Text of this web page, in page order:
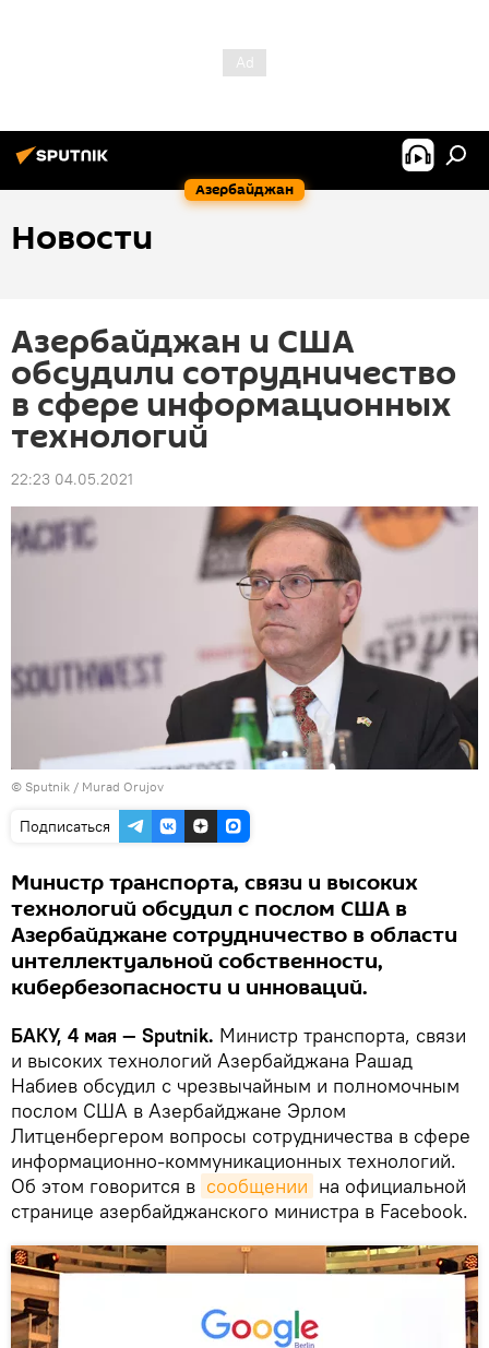
Азербайджан
Новости
Азербайджан и США
обсудили сотрудничество
в сфере информационных
технологий
22:23 04.05.2021
© Sputnik / Murad Orujov
Подписаться
Министр транспорта, связи и высоких
технологий обсудил с послом США в
Азербайджане сотрудничество в области
интеллектуальной собственности,
кибербезопасности и инноваций.
БАКУ, 4 мая — Sputnik. Министр транспорта, связи
и высоких технологий Азербайджана Рашад
Набиев обсудил с чрезвычайным и полномочным
послом США в Азербайджане Эрлом
Литценбергером вопросы сотрудничества в сфере
информационно-коммуникационных технологий.
Об этом говорится в сообщении на официальной
странице азербайджанского министра в Facebook.